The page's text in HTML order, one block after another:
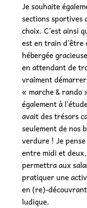
Je souhaite
sections sportives
choix. C’est ainsi
est en train d’être
hébergée
en attendant de
vraiment
« marche & rando
également à
avait des trésors
seulement de nos
verdure ! Je
entre midi et
permettra aux
pratiquer une
en (re)-
ludique.